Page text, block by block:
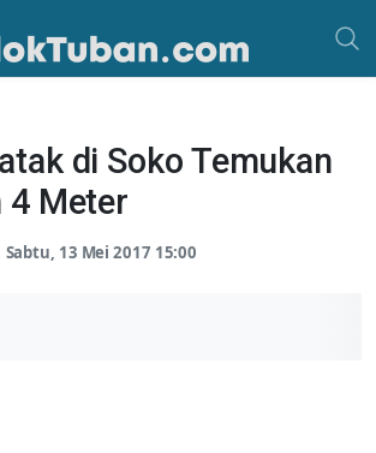
di Soko Temukan
4 Meter
Sabtu, 13 Mei 2017 15:00